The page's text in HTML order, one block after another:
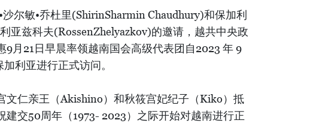
尔敏•乔杜里(ShirinSharmin Chaudhury)和保加利
亚兹科夫(RossenZhelyazkov)的邀请，越共中央政
9月21日早晨率领越南国会高级代表团自2023 年 9
利亚进行正式访问。
文仁亲王（Akishino）和秋筱宫妃纪子（Kiko）抵
建交50周年（1973- 2023）之际开始对越南进行正